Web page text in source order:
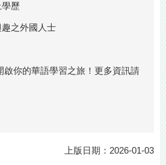
歷
之外國人士
啟你的華語學習之旅！更多資訊請
上版日期：2026-01-03